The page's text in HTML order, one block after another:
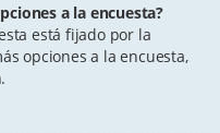
a la encuesta?
está fijado por la
opciones a la encuesta,